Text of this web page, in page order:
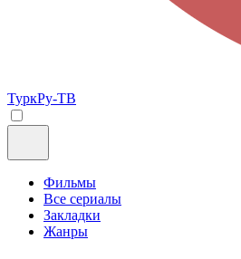
ТуркРу-ТВ
Фильмы
Все сериалы
Закладки
Жанры